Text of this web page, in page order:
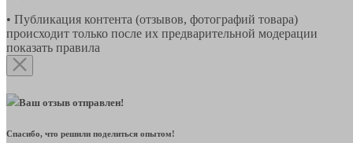
• Публикация контента (отзывов, фотографий товара)
происходит только после их предварительной модерации
показать правила
Ваш отзыв отправлен!
Спасибо, что решили поделиться опытом!